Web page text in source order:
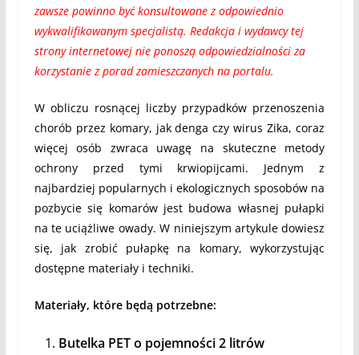
zawsze powinno być konsultowane z odpowiednio
wykwalifikowanym specjalistą. Redakcja i wydawcy tej
strony internetowej nie ponoszą odpowiedzialności za
korzystanie z porad zamieszczanych na portalu.
W obliczu rosnącej liczby przypadków przenoszenia
chorób przez komary, jak denga czy wirus Zika, coraz
więcej osób zwraca uwagę na skuteczne metody
ochrony przed tymi krwiopijcami. Jednym z
najbardziej popularnych i ekologicznych sposobów na
pozbycie się komarów jest budowa własnej pułapki
na te uciążliwe owady. W niniejszym artykule dowiesz
się, jak zrobić pułapkę na komary, wykorzystując
dostępne materiały i techniki.
Materiały, które będą potrzebne:
Butelka PET o pojemności 2 litrów